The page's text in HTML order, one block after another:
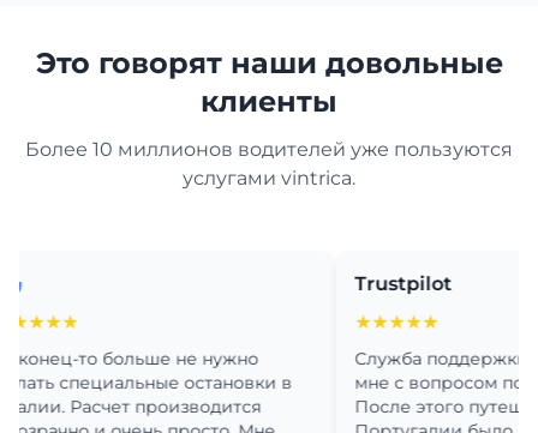
Это говорят наши довольные
клиенты
Более 10 миллионов водителей уже пользуются
услугами vintrica.
то больше не нужно
специальные остановки в
Расчет производится
Trustpilot
★★★★★
Служба поддержки
мне с вопросом по
После этого